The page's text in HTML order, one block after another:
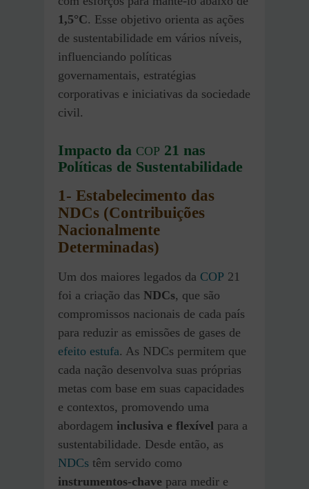
1,5°C. Esse objetivo orienta as ações
de sustentabilidade em vários níveis,
influenciando políticas
governamentais, estratégias
corporativas e iniciativas da sociedade
civil.
Impacto da COP 21 nas
Políticas de Sustentabilidade
1- Estabelecimento das
NDCs (Contribuições
Nacionalmente
Determinadas)
Um dos maiores legados da COP 21
foi a criação das NDCs, que são
compromissos nacionais de cada país
para reduzir as emissões de gases de
efeito estufa. As NDCs permitem que
cada nação desenvolva suas próprias
metas com base em suas capacidades
e contextos, promovendo uma
abordagem inclusiva e flexível para a
sustentabilidade. Desde então, as
NDCs têm servido como
instrumentos-chave para medir e